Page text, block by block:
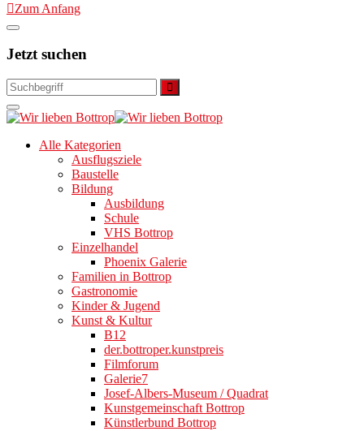
Zum Anfang
Jetzt suchen
Alle Kategorien
Ausflugsziele
Baustelle
Bildung
Ausbildung
Schule
VHS Bottrop
Einzelhandel
Phoenix Galerie
Familien in Bottrop
Gastronomie
Kinder & Jugend
Kunst & Kultur
B12
der.bottroper.kunstpreis
Filmforum
Galerie7
Josef-Albers-Museum / Quadrat
Kunstgemeinschaft Bottrop
Künstlerbund Bottrop